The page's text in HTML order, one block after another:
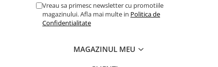
Vreau sa primesc newsletter cu promotiile
magazinului. Afla mai multe in Politica de
Confidentialitate
MAGAZINUL MEU